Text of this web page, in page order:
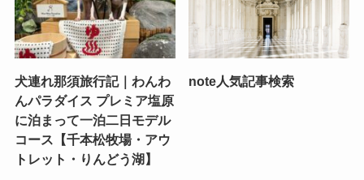
犬連れ那須旅行記｜わんわ
んパラダイス プレミア塩原
に泊まって一泊二日モデル
コース【千本松牧場・アウ
トレット・りんどう湖】
note人気記事検索